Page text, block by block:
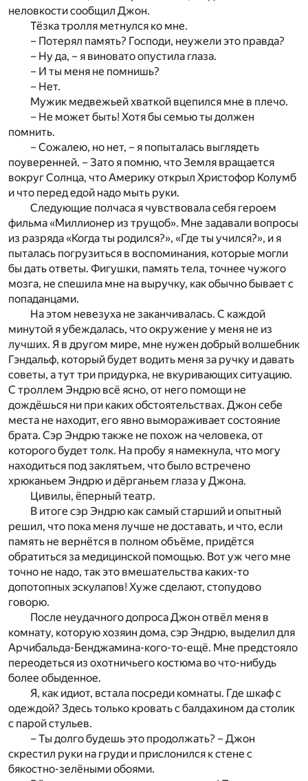
неловкости сообщил Джон.
Тёзка тролля метнулся ко мне.
– Потерял память? Господи, неужели это правда?
– Ну да, – я виновато опустила глаза.
– И ты меня не помнишь?
– Нет.
Мужик медвежьей хваткой вцепился мне в плечо.
– Не может быть! Хотя бы семью ты должен
помнить.
– Сожалею, но нет, – я попыталась выглядеть
поуверенней. – Зато я помню, что Земля вращается
вокруг Солнца, что Америку открыл Христофор Колумб
и что перед едой надо мыть руки.
Следующие полчаса я чувствовала себя героем
фильма «Миллионер из трущоб». Мне задавали вопросы
из разряда «Когда ты родился?», «Где ты учился?», и я
пыталась погрузиться в воспоминания, которые могли
бы дать ответы. Фигушки, память тела, точнее чужого
мозга, не спешила мне на выручку, как обычно бывает с
попаданцами.
На этом невезуха не заканчивалась. С каждой
минутой я убеждалась, что окружение у меня не из
лучших. Я в другом мире, мне нужен добрый волшебник
Гэндальф, который будет водить меня за ручку и давать
советы, а тут три придурка, не вкуривающих ситуацию.
С троллем Эндрю всё ясно, от него помощи не
дождёшься ни при каких обстоятельствах. Джон себе
места не находит, его явно вымораживает состояние
брата. Сэр Эндрю также не похож на человека, от
которого будет толк. На пробу я намекнула, что могу
находиться под заклятьем, что было встречено
хрюканьем Эндрю и дёрганьем глаза у Джона.
Цивилы, ёперный театр.
В итоге сэр Эндрю как самый старший и опытный
решил, что пока меня лучше не доставать, и что, если
память не вернётся в полном объёме, придётся
обратиться за медицинской помощью. Вот уж чего мне
точно не надо, так это вмешательства каких-то
допотопных эскулапов! Хуже сделают, стопудово
говорю.
После неудачного допроса Джон отвёл меня в
комнату, которую хозяин дома, сэр Эндрю, выделил для
Арчибальда-Бенджамина-кого-то-ещё. Мне предстояло
переодеться из охотничьего костюма во что-нибудь
более обыденное.
Я, как идиот, встала посреди комнаты. Где шкаф с
одеждой? Здесь только кровать с балдахином да столик
с парой стульев.
– Ты долго будешь это продолжать? – Джон
скрестил руки на груди и прислонился к стене с
бякостно-зелёными обоями.